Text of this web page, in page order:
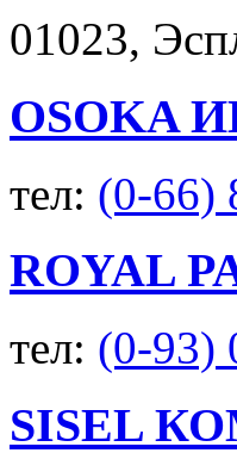
01023,
OSOKA
тел: (0-66)
ROYAL
тел: (0-93)
SISEL